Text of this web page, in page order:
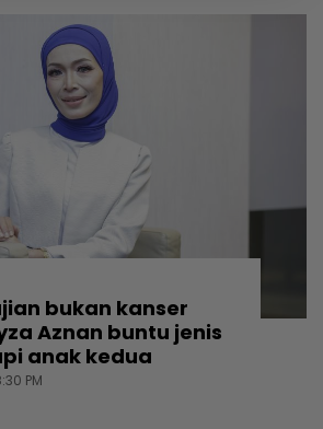
bukan kanser
Aznan buntu jenis
anak kedua
PM